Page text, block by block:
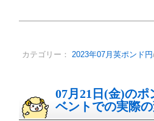
カテゴリー： 2023年07月英ポンド円
07月21日(金)の
ベントでの実際